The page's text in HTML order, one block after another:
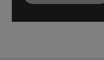
Akcijas: